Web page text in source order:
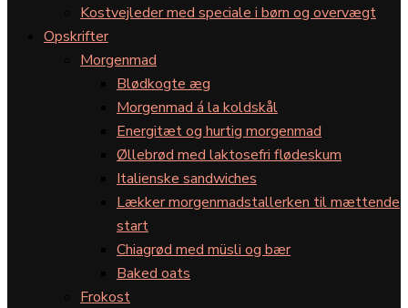
Kostvejleder med speciale i børn og overvægt
Opskrifter
Morgenmad
Blødkogte æg
Morgenmad á la koldskål
Energitæt og hurtig morgenmad
Øllebrød med laktosefri flødeskum
Italienske sandwiches
Lækker morgenmadstallerken til mættende
start
Chiagrød med müsli og bær
Baked oats
Frokost